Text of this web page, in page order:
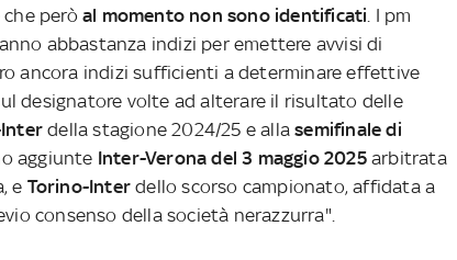
che peròal momento non sono identificati. I pm
abbastanza indizi per emettere avvisi di
ancora indizi sufficienti a determinare effettive
designatore volte ad alterare il risultato delle
della stagione 2024/25 e allasemifinale di
aggiunte Inter-Verona del 3 maggio 2025arbitrata
e Torino-Inter dello scorso campionato, affidata a
consenso della società nerazzurra".